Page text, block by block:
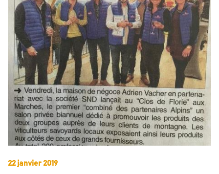
22 janvier 2019